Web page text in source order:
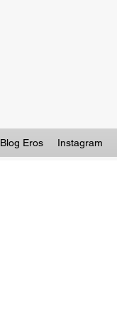
Blog Eros Instagram